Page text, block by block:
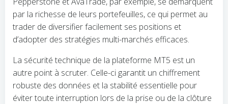
par la richesse de leurs portefeuilles, ce qui permet au
trader de diversifier facilement ses positions et
d’adopter des stratégies multi-marchés efficaces.
La sécurité technique de la plateforme MT5 est un
autre point à scruter. Celle-ci garantit un chiffrement
robuste des données et la stabilité essentielle pour
éviter toute interruption lors de la prise ou de la clôture